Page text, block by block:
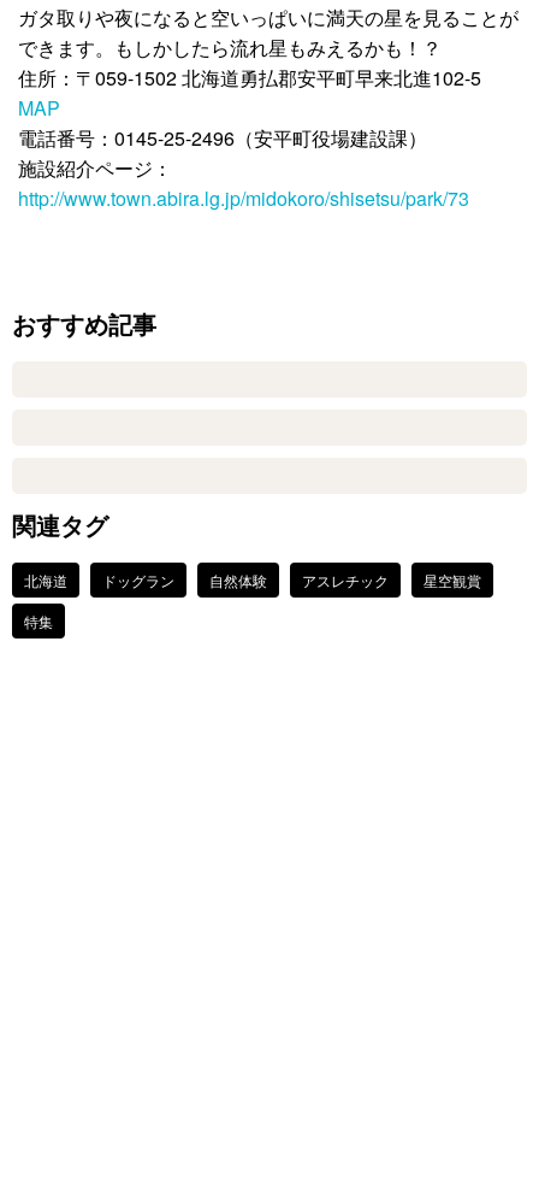
ガタ取りや夜になると空いっぱいに満天の星を見ることが
できます。もしかしたら流れ星もみえるかも！？
住所：〒059-1502 北海道勇払郡安平町早来北進102-5
MAP
電話番号：0145-25-2496（安平町役場建設課）
施設紹介ページ：
http://www.town.abira.lg.jp/midokoro/shisetsu/park/73
おすすめ記事
関連タグ
北海道 ドッグラン 自然体験 アスレチック
星空観賞
特集